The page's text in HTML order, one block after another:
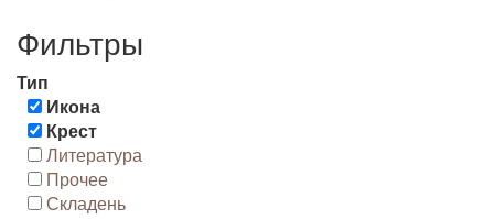
Фильтры
Тип
Икона
Крест
Литература
Прочее
Складень